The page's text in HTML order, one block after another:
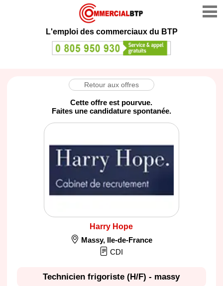
L'emploi des commerciaux du BTP
Retour aux offres
Cette offre est pourvue.
Faites une candidature spontanée.
Harry Hope
Massy, Ile-de-France
CDI
Technicien frigoriste (H/F) - massy